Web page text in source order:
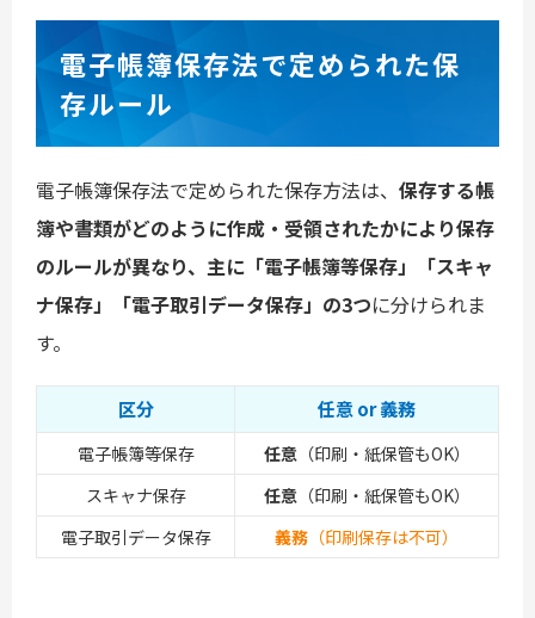
電子帳簿保存法で定められた保
存ルール
電子帳簿保存法で定められた保存方法は、 保存する帳
簿や書類がどのように作成・受領されたかにより保存
のルールが異なり、主に「電子帳簿等保存」「スキャ
ナ保存」「電子取引データ保存」の3つに分けられま
す。
区分 任意 or 義務
電子帳簿等保存 任意 （印刷・紙保管もOK）
スキャナ保存
任意 （印刷・紙保管もOK）
電子取引データ保存
義務 （印刷保存は不可）